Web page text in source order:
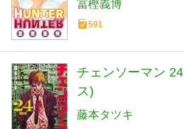
冨樫義博
591
チェンソーマン
ス)
藤本タツキ